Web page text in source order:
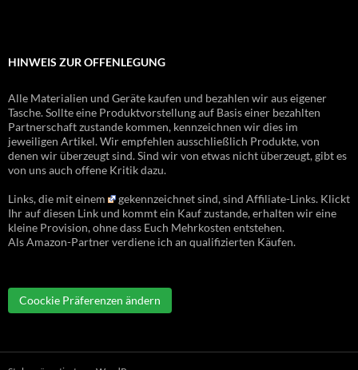
HINWEIS ZUR OFFENLEGUNG
Alle Materialien und Geräte kaufen und bezahlen wir aus eigener
Tasche. Sollte eine Produktvorstellung auf Basis einer bezahlten
Partnerschaft zustande kommen, kennzeichnen wir dies im
jeweiligen Artikel. Wir empfehlen ausschließlich Produkte, von
denen wir überzeugt sind. Sind wir von etwas nicht überzeugt, gibt es
von uns auch offene Kritik dazu.
Links, die mit einem
gekennzeichnet sind, sind Affiliate-Links. Klickt
Ihr auf diesen Link und kommt ein Kauf zustande, erhalten wir eine
kleine Provision, ohne dass Euch Mehrkosten entstehen.
Als Amazon-Partner verdiene ich an qualifizierten Käufen.
Coockie Präferenzen ändern